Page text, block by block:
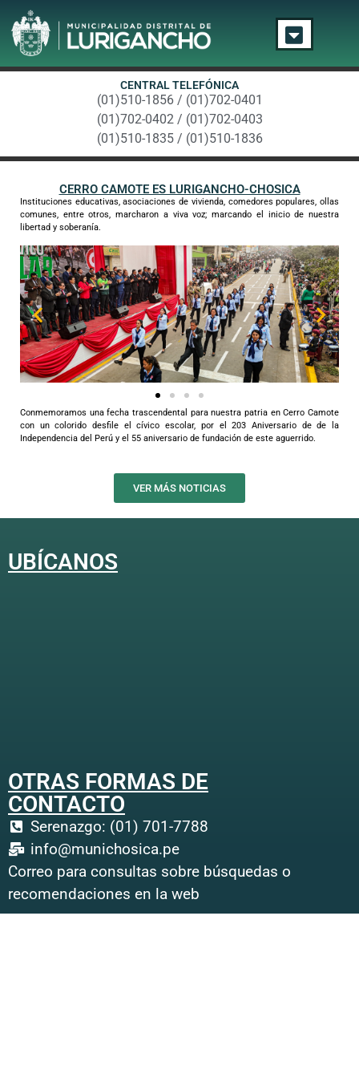
CENTRAL TELEFÓNICA
(01)510-1856 / (01)702-0401
(01)702-0402 / (01)702-0403
(01)510-1835 / (01)510-1836
CERRO CAMOTE ES LURIGANCHO-CHOSICA
Instituciones educativas, asociaciones de vivienda, comedores populares, ollas
comunes, entre otros, marcharon a viva voz; marcando el inicio de nuestra
libertad y soberanía.
Conmemoramos una fecha trascendental para nuestra patria en Cerro Camote
con un colorido desfile el cívico escolar, por el 203 Aniversario de de la
Independencia del Perú y el 55 aniversario de fundación de este aguerrido.
VER MÁS NOTICIAS
UBÍCANOS
OTRAS FORMAS DE
CONTACTO
Serenazgo: (01) 701-7788
info@munichosica.pe
Correo para consultas sobre búsquedas o
recomendaciones en la web